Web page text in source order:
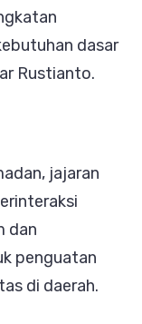
dasar
Rustianto.
jajaran
dan
penguatan
di daerah.